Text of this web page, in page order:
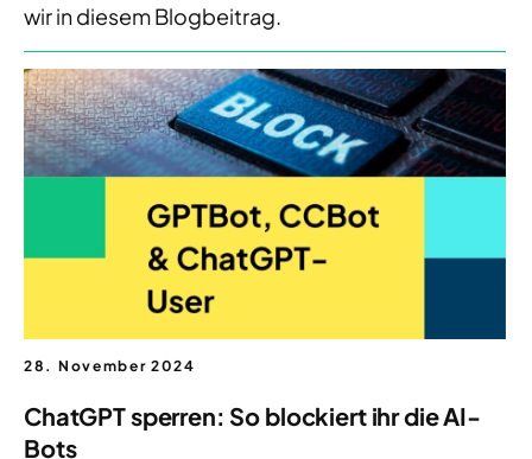
wir in diesem Blogbeitrag.
28. November 2024
ChatGPT sperren: So blockiert ihr die AI-
Bots